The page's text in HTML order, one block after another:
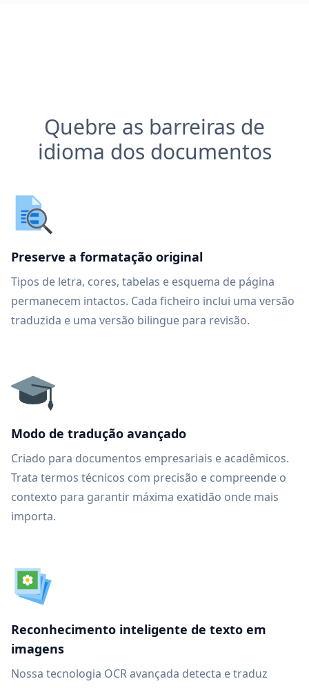
Quebre as barreiras de
idioma dos documentos
Preserve a formatação original
Tipos de letra, cores, tabelas e esquema de página
permanecem intactos. Cada ficheiro inclui uma versão
traduzida e uma versão bilingue para revisão.
Modo de tradução avançado
Criado para documentos empresariais e acadêmicos.
Trata termos técnicos com precisão e compreende o
contexto para garantir máxima exatidão onde mais
importa.
Reconhecimento inteligente de texto em
imagens
Nossa tecnologia OCR avançada detecta e traduz